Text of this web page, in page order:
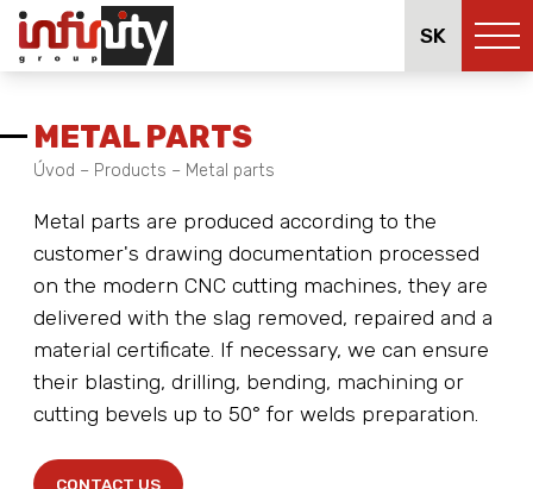
SK
METAL PARTS
Úvod – Products – Metal parts
Metal parts are produced according to the
customer's drawing documentation processed
on the modern CNC cutting machines, they are
delivered with the slag removed, repaired and a
material certificate. If necessary, we can ensure
their blasting, drilling, bending, machining or
cutting bevels up to 50° for welds preparation.
CONTACT US